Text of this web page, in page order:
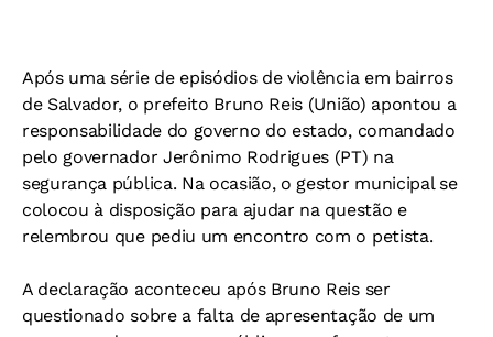
Após uma série de episódios de violência em bairros
de Salvador, o prefeito Bruno Reis (União) apontou a
responsabilidade do governo do estado, comandado
pelo governador Jerônimo Rodrigues (PT) na
segurança pública. Na ocasião, o gestor municipal se
colocou à disposição para ajudar na questão e
relembrou que pediu um encontro com o petista.
A declaração aconteceu após Bruno Reis ser
questionado sobre a falta de apresentação de um